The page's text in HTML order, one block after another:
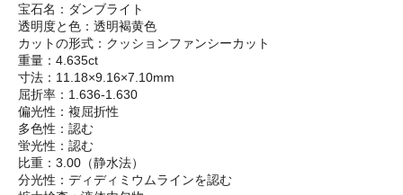
宝石名：ダンブライト
透明度と色：透明褐黄色
カットの形式：クッションファンシーカット
重量：4.635ct
寸法：11.18×9.16×7.10mm
屈折率：1.636-1.630
偏光性：複屈折性
多色性：認む
蛍光性：認む
比重：3.00（静水法）
分光性：ディディミウムラインを認む